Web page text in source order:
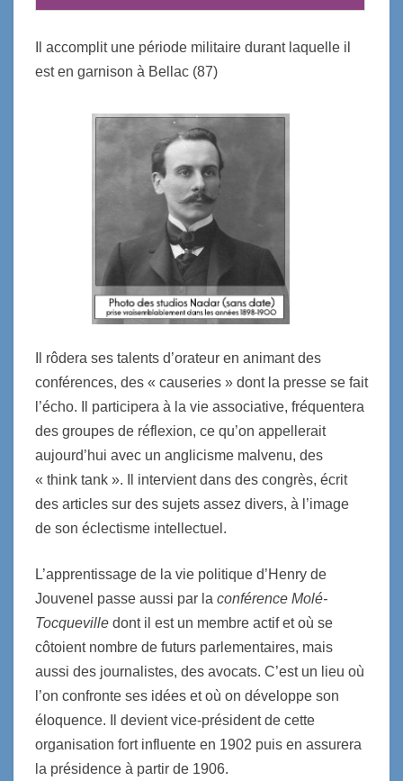
Il accomplit une période militaire durant laquelle il
est en garnison à Bellac (87)
Il rôdera ses talents d’orateur en animant des
conférences, des « causeries » dont la presse se fait
l’écho. Il participera à la vie associative, fréquentera
des groupes de réflexion, ce qu’on appellerait
aujourd’hui avec un anglicisme malvenu, des
« think tank ». Il intervient dans des congrès, écrit
des articles sur des sujets assez divers, à l’image
de son éclectisme intellectuel.
L’apprentissage de la vie politique d’Henry de
Jouvenel passe aussi par la conférence Molé-
Tocqueville dont il est un membre actif et où se
côtoient nombre de futurs parlementaires, mais
aussi des journalistes, des avocats. C’est un lieu où
l’on confronte ses idées et où on développe son
éloquence. Il devient vice-président de cette
organisation fort influente en 1902 puis en assurera
la présidence à partir de 1906.